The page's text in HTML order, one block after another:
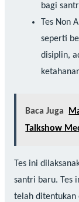
bagi
Tes Non
seperti
disiplin,
Baca Juga
Talkshow
Tes ini
santri baru. Tes
telah ditentukan